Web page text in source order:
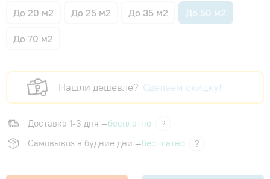
До 20 м2 До 25 м2 До 35 м2 До 50 м2
До 70 м2
Нашли дешевле? Сделаем скидку!
Доставка 1-3 дня —бесплатно
?
Самовывоз в будние дни —бесплатно ?